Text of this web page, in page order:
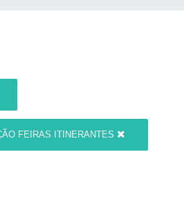
FEIRAS ITINERANTES